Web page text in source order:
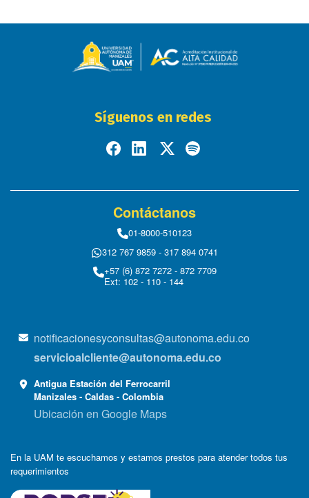
Síguenos en redes
Contáctanos
01-8000-510123
312 767 9859 - 317 894 0741
+57 (6) 872 7272 - 872 7709
Ext: 102 - 110 - 144
notificacionesyconsultas@autonoma.edu.co
servicioalcliente@autonoma.edu.co
Antigua Estación del Ferrocarril
Manizales - Caldas - Colombia
Ubicación en Google Maps
En la UAM te escuchamos y estamos prestos para atender todos tus
requerimientos